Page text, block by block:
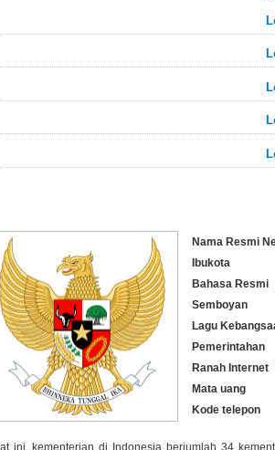
Nama Resmi
Ibukota
Bahasa Resmi
Semboyan
Lagu
Pemerintahan
Ranah Internet
Mata uang
Kode telepon
ini, kementerian di Indonesia berjumlah 34